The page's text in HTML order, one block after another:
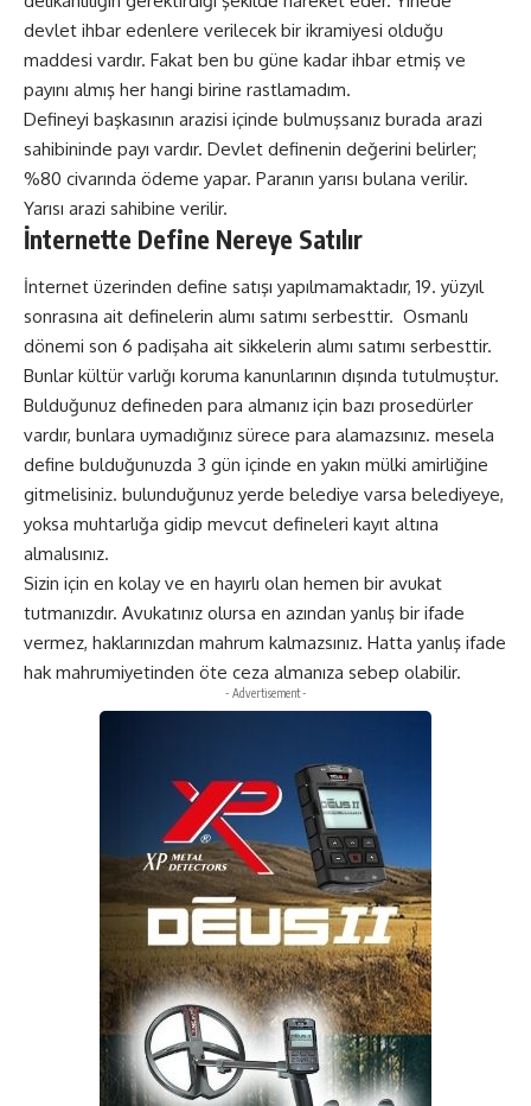
devlet ihbar edenlere verilecek bir ikramiyesi olduğu
maddesi vardır. Fakat ben bu güne kadar ihbar etmiş ve
payını almış her hangi birine rastlamadım.
Defineyi başkasının arazisi içinde bulmuşsanız burada arazi
sahibininde payı vardır. Devlet definenin değerini belirler;
%80 civarında ödeme yapar. Paranın yarısı bulana verilir.
Yarısı arazi sahibine verilir.
İnternette Define Nereye Satılır
İnternet üzerinden define satışı yapılmamaktadır, 19. yüzyıl
sonrasına ait definelerin alımı satımı serbesttir. Osmanlı
dönemi son 6 padişaha ait sikkelerin alımı satımı serbesttir.
Bunlar kültür varlığı koruma kanunlarının dışında tutulmuştur.
Bulduğunuz defineden para almanız için bazı prosedürler
vardır, bunlara uymadığınız sürece para alamazsınız. mesela
define bulduğunuzda 3 gün içinde en yakın mülki amirliğine
gitmelisiniz. bulunduğunuz yerde belediye varsa belediyeye,
yoksa muhtarlığa gidip mevcut defineleri kayıt altına
almalısınız.
Sizin için en kolay ve en hayırlı olan hemen bir avukat
tutmanızdır. Avukatınız olursa en azından yanlış bir ifade
vermez, haklarınızdan mahrum kalmazsınız. Hatta yanlış ifade
hak mahrumiyetinden öte ceza almanıza sebep olabilir.
- Advertisement -